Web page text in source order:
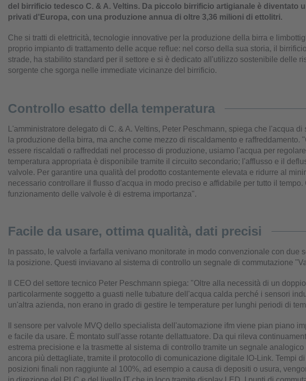
del birrificio tedesco C. & A. Veltins. Da piccolo birrificio artigianale è diventato
privati d'Europa, con una produzione annua di oltre 3,36 milioni di ettolitri.
Che si tratti di elettricità, tecnologie innovative per la produzione della birra e
proprio impianto di trattamento delle acque reflue: nel corso della sua storia, il birrificio
strade, ha stabilito standard per il settore e si è dedicato all'utilizzo sostenibile delle
sorgente che sgorga nelle immediate vicinanze del birrificio.
Controllo esatto della temperatura
L'amministratore delegato di C. & A. Veltins, Peter Peschmann, spiega che l'acqua
la produzione della birra, ma anche come mezzo di riscaldamento e raffreddamento.
essere riscaldati o raffreddati nel processo di produzione, usiamo l'acqua per
temperatura appropriata è disponibile tramite il circuito secondario; l'afflusso e il
valvole. Per garantire una qualità del prodotto costantemente elevata e ridurre al
necessario controllare il flusso d'acqua in modo preciso e affidabile per tutto il
funzionamento delle valvole è di estrema importanza".
Facile da usare, ottima qualità, dati precisi
In passato, le valvole a farfalla venivano monitorate in modo convenzionale con due
la posizione. Questi inviavano al sistema di controllo un segnale di commutazione
Il CEO del settore tecnico Peter Peschmann spiega: "Oltre alla necessità di un
particolarmente soggetto a guasti nelle tubature dell'acqua calda perché i sensori
un'altra azienda, non erano in grado di gestire le temperature per lunghi periodi di
Il sensore per valvole MVQ dello specialista dell'automazione ifm viene pian piano
e facile da usare. È montato sull'asse rotante dellattuatore. Da qui rileva
estrema precisione e la trasmette al sistema di controllo tramite un segnale
ancora più dettagliate, tramite il protocollo di comunicazione digitale IO-Link. Tempi
posizioni finali non raggiunte al 100%, ad esempio a causa di depositi o usura,